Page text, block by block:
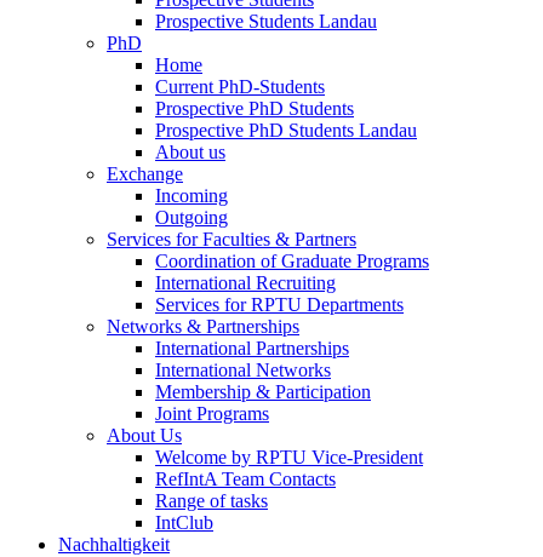
Prospective Students Landau
PhD
Home
Current PhD-Students
Prospective PhD Students
Prospective PhD Students Landau
About us
Exchange
Incoming
Outgoing
Services for Faculties & Partners
Coordination of Graduate Programs
International Recruiting
Services for RPTU Departments
Networks & Partnerships
International Partnerships
International Networks
Membership & Participation
Joint Programs
About Us
Welcome by RPTU Vice-President
RefIntA Team Contacts
Range of tasks
IntClub
Nachhaltigkeit